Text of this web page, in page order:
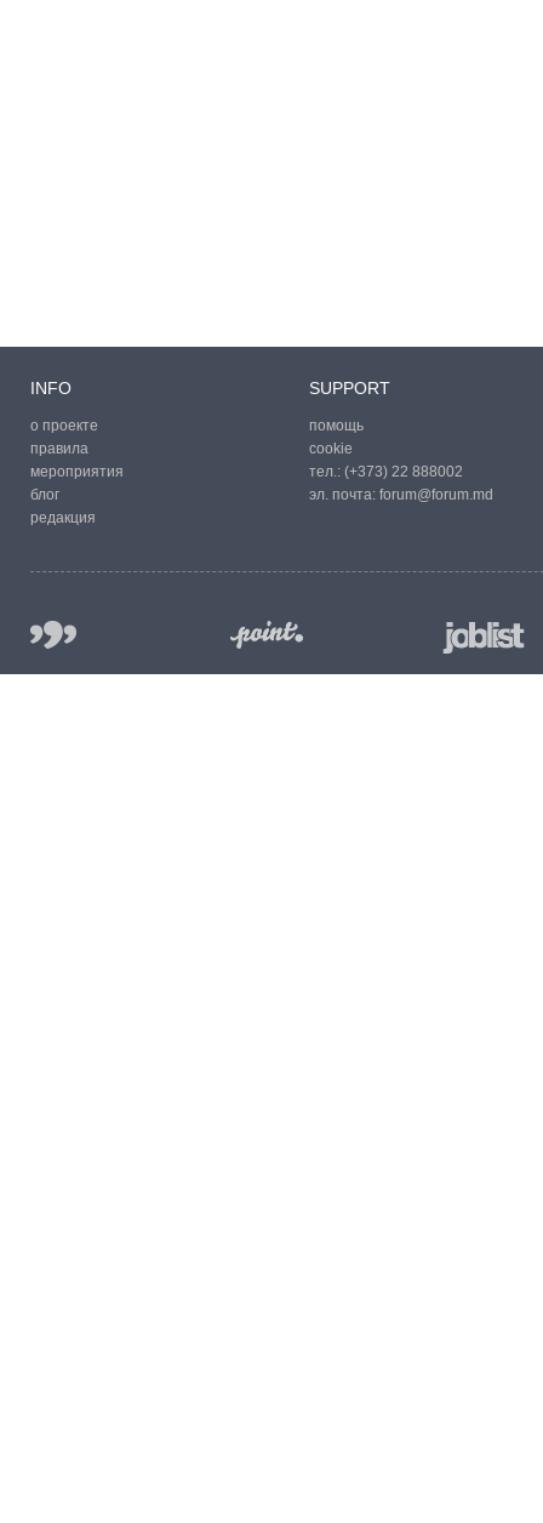
INFO
о проекте
правила
мероприятия
блог
редакция
SUPPORT
помощь
cookie
тел.: (+373) 22 888002
эл. почта: forum@forum.md